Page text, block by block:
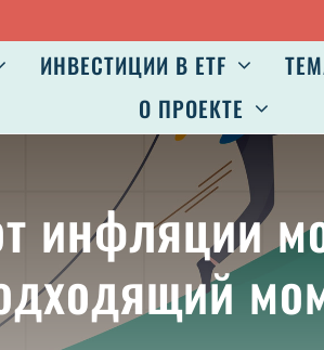
ИНВЕСТИЦИИ В ETF
О ПРОЕКТЕ
инфляции